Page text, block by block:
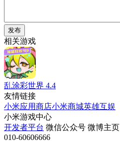
发布
相关游戏
乱涂彩世界 4.4
友情链接
小米应用商店小米商城英雄互娱
小米游戏中心
开发者平台 微信公众号 微博主页
010-60606666